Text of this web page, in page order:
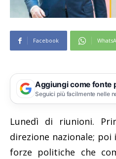
Facebook
Aggiungi come fonte
Seguici più facilmente nelle
Lunedì di riunioni.
direzione nazionale; poi
forze politiche che